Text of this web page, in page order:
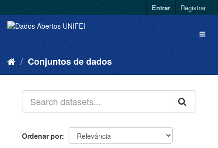
Entrar Registrar
Conjuntos de dados
Ordenar por